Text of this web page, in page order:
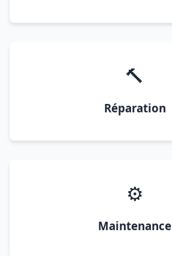
🔨
Réparation
⚙️
Maintenance